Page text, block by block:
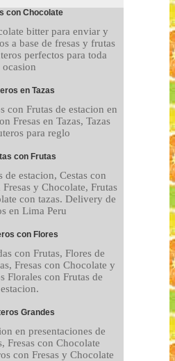
con Chocolate
bitter para enviar y
a base de fresas y frutas
perfectos para toda
ocasion
en Tazas
con Frutas de estacion en
Fresas en Tazas, Tazas
para reglo
con Frutas
de estacion, Cestas con
Fresas y Chocolate, Frutas
con tazas. Delivery de
en Lima Peru
con Flores
con Frutas, Flores de
Fresas con Chocolate y
Florales con Frutas de
estacion.
Grandes
en presentaciones de
Fresas con Chocolate
con Fresas y Chocolate